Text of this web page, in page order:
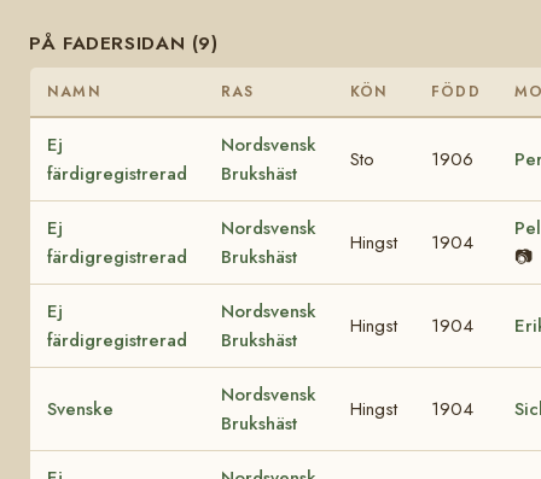
PÅ FADERSIDAN (9)
NAMN RAS KÖN FÖDD
Ej
färdigregistrerad
Nordsvensk
Brukshäst
Sto 1906
Ej
färdigregistrerad
Nordsvensk
Brukshäst
Hingst 1904
📷
Ej
färdigregistrerad
Nordsvensk
Brukshäst
Hingst 1904
Svenske
Nordsvensk
Brukshäst
Hingst 1904